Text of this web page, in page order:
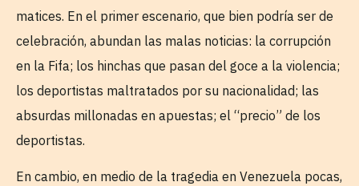
matices. En el primer escenario, que bien podría ser de
celebración, abundan las malas noticias: la corrupción
en la Fifa; los hinchas que pasan del goce a la violencia;
los deportistas maltratados por su nacionalidad; las
absurdas millonadas en apuestas; el “precio” de los
deportistas.
En cambio, en medio de la tragedia en Venezuela pocas,